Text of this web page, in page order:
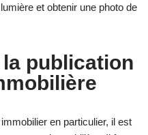
et obtenir une photo de
publication
en particulier, il est